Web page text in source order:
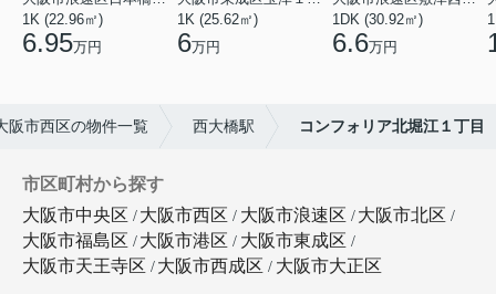
1K (22.96㎡)
6.95万円
1K (25.62㎡)
6万円
1DK (30.92㎡)
6.6万円
阪市西区の物件一覧 西大橋駅 コンフォリア北堀江１丁目
市区町村から探す
大阪市中央区
大阪市西区 大阪市浪速区
大阪市北区
大阪市福島区
大阪市港区
大阪市東成区
大阪市天王寺区
大阪市西成区 大阪市大正区